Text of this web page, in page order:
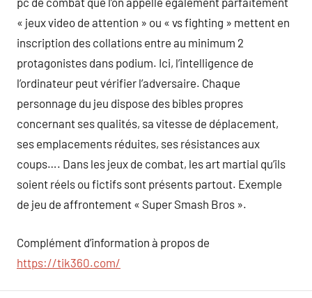
« jeux video de attention » ou « vs fighting » mettent en
inscription des collations entre au minimum 2
protagonistes dans podium. Ici, l’intelligence de
l’ordinateur peut vérifier l’adversaire. Chaque
personnage du jeu dispose des bibles propres
concernant ses qualités, sa vitesse de déplacement,
ses emplacements réduites, ses résistances aux
coups…. Dans les jeux de combat, les art martial qu’ils
soient réels ou fictifs sont présents partout. Exemple
de jeu de affrontement « Super Smash Bros ».
Complément d’information à propos de
https://tik360.com/